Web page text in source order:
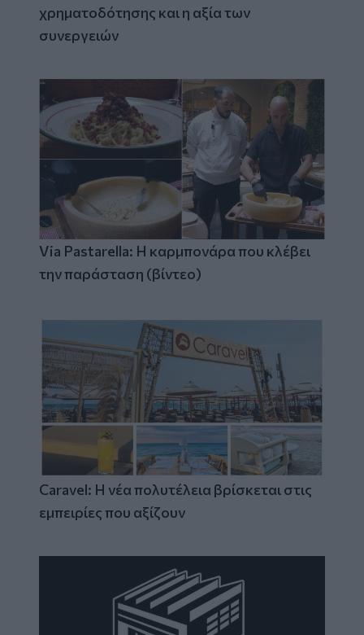
χρηματοδότησης και η αξία των
συνεργειών
Via Pastarella: Η καρμπονάρα που κλέβει
την παράσταση (βίντεο)
Caravel: Η νέα πολυτέλεια βρίσκεται στις
εμπειρίες που αξίζουν